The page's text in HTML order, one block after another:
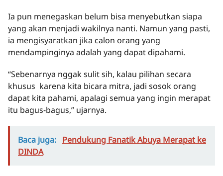
Ia pun menegaskan belum bisa menyebutkan siapa
yang akan menjadi wakilnya nanti. Namun yang pasti,
ia mengisyaratkan jika calon orang yang
mendampinginya adalah yang dapat dipahami.
“Sebenarnya nggak sulit sih, kalau pilihan secara
khusus karena kita bicara mitra, jadi sosok orang
dapat kita pahami, apalagi semua yang ingin merapat
itu bagus-bagus,” ujarnya.
Baca juga: Pendukung Fanatik Abuya Merapat ke
DINDA